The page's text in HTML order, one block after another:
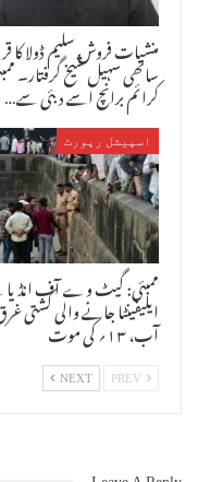
منشیات فروش سلیم ڈولا کا
ساتھی سہیل شیخ گرفتار۔
کرائم برانچ اسے دبئی سے…
اسپیشل رپورٹ
ممبئی: گیٹ وے آف
ایلیفینٹا جانے والی کشتی
آب، ۱۳؍ کی موت
NEXT